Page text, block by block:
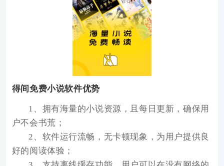
得间免费小说软件优势
1、拥有海量的小说资源，且每日更新，确保用
户不会书荒；
2、软件运行流畅，无卡顿现象，为用户提供良
好的阅读体验；